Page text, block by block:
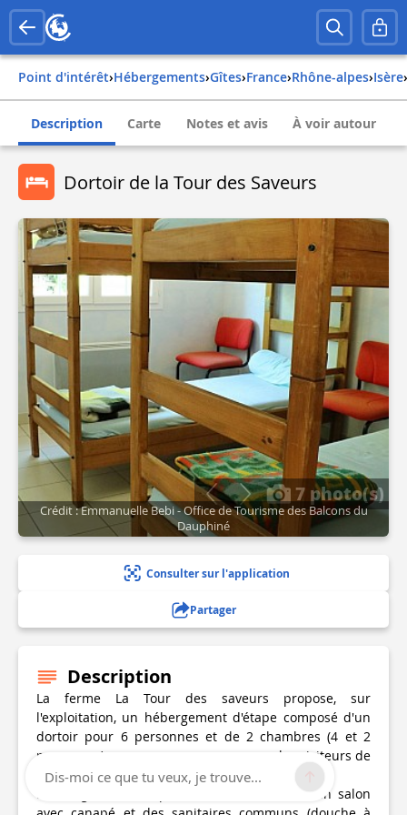
Point d'intérêt› Hébergements› Gîtes› france› rhône-alpes› isère›
Description Carte Notes et avis À voir autour
Dortoir de la Tour des Saveurs
7 photo(s)
Crédit : Emmanuelle Bebi - Office de Tourisme des Balcons du
Dauphiné
Consulter sur l'application
Partager
Description
La ferme La Tour des saveurs propose, sur
l'exploitation, un hébergement d'étape composé d'un
dortoir pour 6 personnes et de 2 chambres (4 et 2
personnes) avec espace commun, pour les visiteurs de
passage et les cyclotouristes sur ViaRhôna.
L'hébergement comprend une cuisine, un coin salon
Dis-moi ce que tu veux, je trouve...